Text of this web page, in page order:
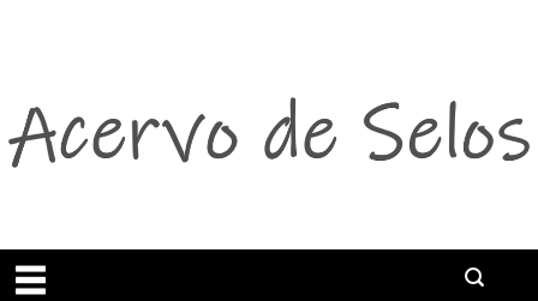
Abrir menu